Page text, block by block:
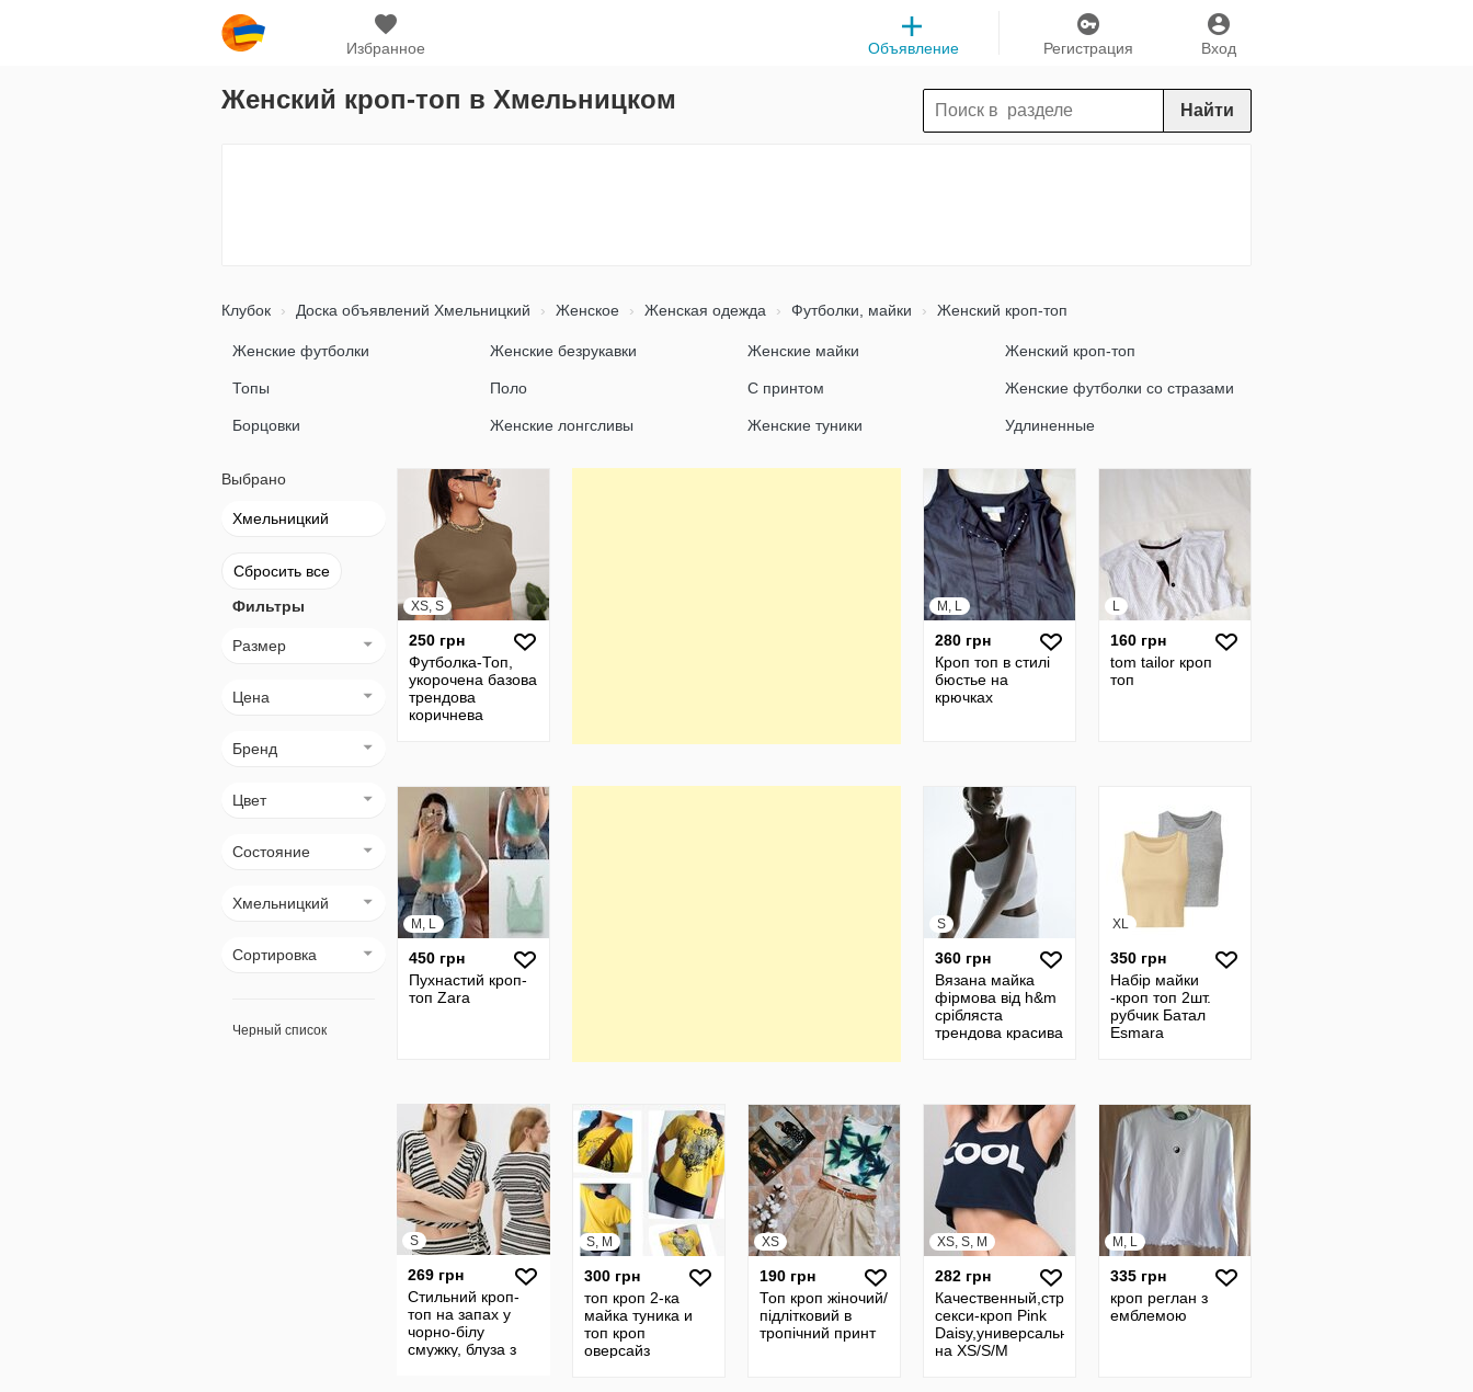
Избранное Вход
Регистрация
Объявление
Женский кроп-топ в Хмельницком Найти
Клубок Доска объявлений Хмельницкий Женское Женская одежда Футболки, майки Женский кроп-топ
Женские футболки Женские безрукавки Женские майки Женский кроп-топ
Топы Поло С принтом Женские футболки со стразами
Борцовки Женские лонгсливы Женские туники Удлиненные
Выбрано
Хмельницкий
Сбросить все
Фильтры
Размер
Цена
Бренд
Цвет
Состояние
Хмельницкий
Сортировка
Черный список
XS, S
250 грн
Футболка-Топ,
укорочена базова
трендова
коричнева
M, L
280 грн
Кроп топ в стилі
бюстье на
крючках
L
160 грн
tom tailor кроп
топ
M, L
450 грн
Пухнастий кроп-
топ Zara
S
360 грн
Вязана майка
фірмова від h&m
срібляста
трендова красива
XL
350 грн
Набір майки
-кроп топ 2шт.
рубчик Батал
Esmara
S
269 грн
Стильний кроп-
топ на запах у
чорно-білу
смужку, блуза з
S, M
300 грн
топ кроп 2-ка
майка туника и
топ кроп
оверсайз
XS
190 грн
Топ кроп жіночий/
підлітковий в
тропічний принт
XS, S, M
282 грн
Качественный,стрейчевый
секси-кроп Pink
Daisy,универсальный р-р
на XS/S/M
M, L
335 грн
кроп реглан з
емблемою